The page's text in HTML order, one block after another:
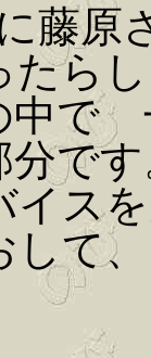
藤原
たら
中
で
イス
して